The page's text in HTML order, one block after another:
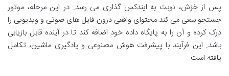
پس از خزش، نوبت به ایندکس گذاری می رسد. در این مرحله، موتور
جستجو سعی می کند محتوای واقعی درون فایل های صوتی و ویدیویی را
درک کرده و آن را به پایگاه داده خود اضافه کند تا در آینده قابل بازیابی
باشد. این فرآیند با پیشرفت هوش مصنوعی و یادگیری ماشین، تکامل
یافته است.